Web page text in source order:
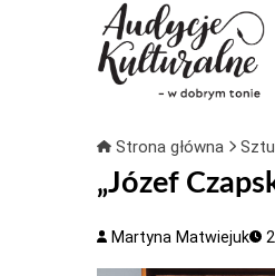
Strona główna
„Józef
Martyna Matwiejuk